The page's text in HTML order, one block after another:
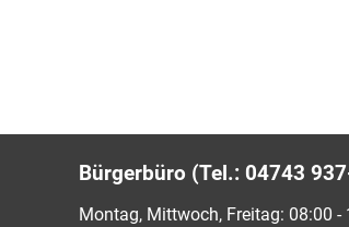
Bürgerbüro (Tel.: 04743
Montag, Mittwoch, Freitag: 08:00 -